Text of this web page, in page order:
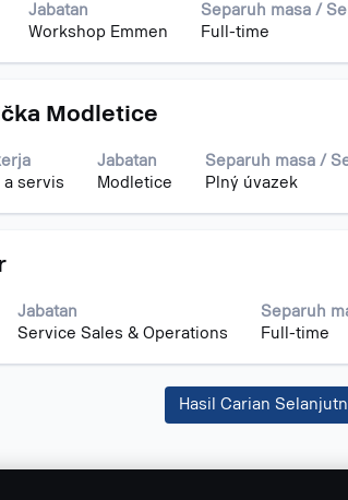
Jabatan
Workshop Emmen
Separuh masa /
Full-time
Modletice
a servis
Jabatan
Modletice
Separuh masa /
Plný úvazek
Jabatan
Service Sales & Operations
Separuh
Full-time
Hasil Carian